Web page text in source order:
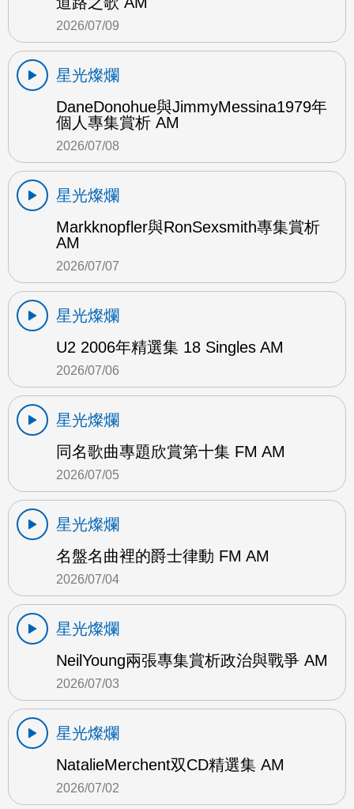
2026/07/09
星光燦爛
DaneDonohue與JimmyMessina1979年
個人專集賞析 AM
2026/07/08
星光燦爛
Markknopfler與RonSexsmith專集賞析
AM
2026/07/07
星光燦爛
U2 2006年精選集 18 Singles AM
2026/07/06
星光燦爛
同名歌曲專題欣賞第十集 FM AM
2026/07/05
星光燦爛
名盤名曲裡的爵士律動 FM AM
2026/07/04
星光燦爛
NeilYoung兩張專集賞析政治與戰爭 AM
2026/07/03
星光燦爛
NatalieMerchent双CD精選集 AM
2026/07/02